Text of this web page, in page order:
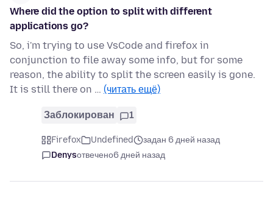
Where did the option to split with different
applications go?
So, i'm trying to use VsCode and firefox in
conjunction to file away some info, but for some
reason, the ability to split the screen easily is gone.
It is still there on … (читать ещё)
Заблокирован 1
Firefox Undefined
задан 6 дней назад
Denysотвечено6 дней назад